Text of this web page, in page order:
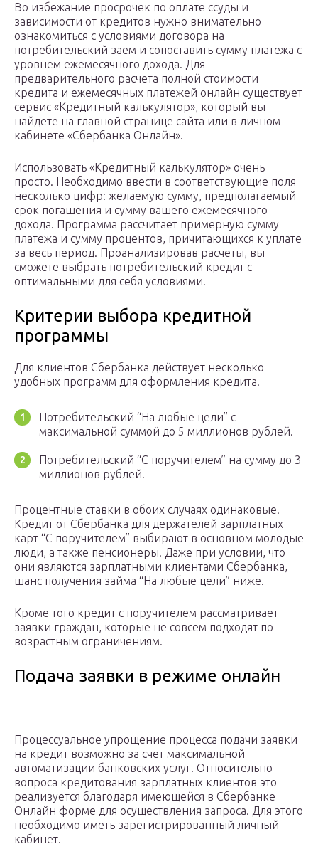
Во избежание просрочек по оплате ссуды и
зависимости от кредитов нужно внимательно
ознакомиться с условиями договора на
потребительский заем и сопоставить сумму платежа с
уровнем ежемесячного дохода. Для
предварительного расчета полной стоимости
кредита и ежемесячных платежей онлайн существует
сервис «Кредитный калькулятор», который вы
найдете на главной странице сайта или в личном
кабинете «Сбербанка Онлайн».
Использовать «Кредитный калькулятор» очень
просто. Необходимо ввести в соответствующие поля
несколько цифр: желаемую сумму, предполагаемый
срок погашения и сумму вашего ежемесячного
дохода. Программа рассчитает примерную сумму
платежа и сумму процентов, причитающихся к уплате
за весь период. Проанализировав расчеты, вы
сможете выбрать потребительский кредит с
оптимальными для себя условиями.
Критерии выбора кредитной
программы
Для клиентов Сбербанка действует несколько
удобных программ для оформления кредита.
Потребительский “На любые цели” с
максимальной суммой до 5 миллионов рублей.
Потребительский “С поручителем” на сумму до 3
миллионов рублей.
Процентные ставки в обоих случаях одинаковые.
Кредит от Сбербанка для держателей зарплатных
карт “С поручителем” выбирают в основном молодые
люди, а также пенсионеры. Даже при условии, что
они являются зарплатными клиентами Сбербанка,
шанс получения займа “На любые цели” ниже.
Кроме того кредит с поручителем рассматривает
заявки граждан, которые не совсем подходят по
возрастным ограничениям.
Подача заявки в режиме онлайн
Процессуальное упрощение процесса подачи заявки
на кредит возможно за счет максимальной
автоматизации банковских услуг. Относительно
вопроса кредитования зарплатных клиентов это
реализуется благодаря имеющейся в Сбербанке
Онлайн форме для осуществления запроса. Для этого
необходимо иметь зарегистрированный личный
кабинет.